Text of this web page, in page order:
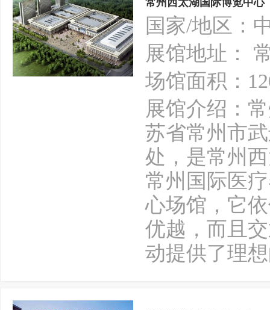
常州西太湖国际博览中心
国家/地区：
展馆地址：
场馆面积：
展馆介绍：
苏省常州市
处，是常州
常州国际医
心场馆，它
优越，而且
动提供了理